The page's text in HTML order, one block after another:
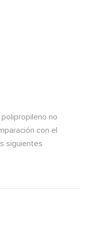
polipropileno no
con el
siguientes